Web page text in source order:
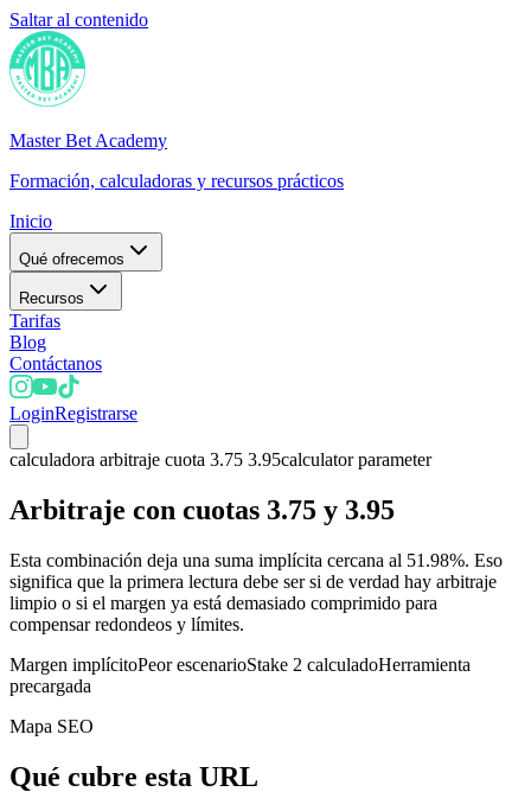
Saltar al contenido
Master Bet Academy
Formación, calculadoras y recursos prácticos
Inicio
Qué ofrecemos
Recursos
Tarifas
Blog
Contáctanos
LoginRegistrarse
calculadora arbitraje cuota 3.75 3.95calculator parameter
Arbitraje con cuotas 3.75 y 3.95
Esta combinación deja una suma implícita cercana al 51.98%. Eso
significa que la primera lectura debe ser si de verdad hay arbitraje
limpio o si el margen ya está demasiado comprimido para
compensar redondeos y límites.
Margen implícitoPeor escenarioStake 2 calculadoHerramienta
precargada
Mapa SEO
Qué cubre esta URL